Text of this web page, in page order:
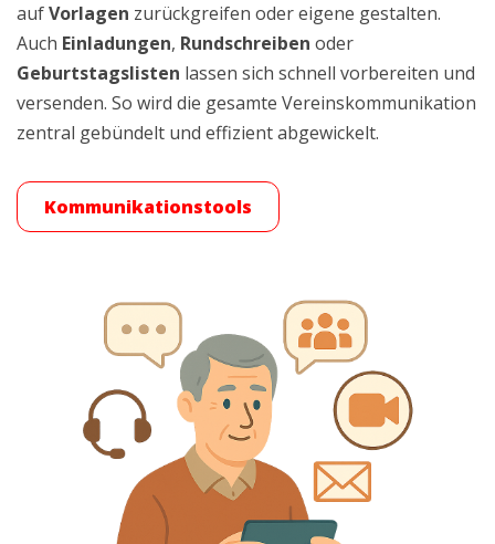
aufVorlagen zurückgreifen oder eigene gestalten.
Auch Einladungen, Rundschreiben oder
Geburtstagslisten lassen sich schnell vorbereiten und
versenden. So wird die gesamte Vereinskommunikation
zentral gebündelt und effizient abgewickelt.
Kommunikationstools